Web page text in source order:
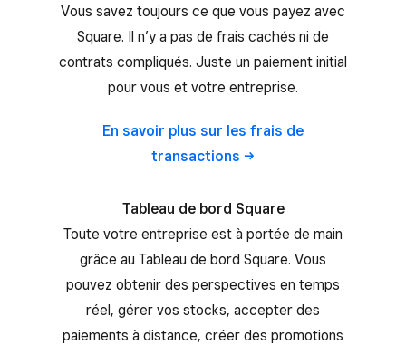
Vous savez toujours ce que vous payez avec
Square. Il n’y a pas de frais cachés ni de
contrats compliqués. Juste un paiement initial
pour vous et votre entreprise.
En savoir plus sur les frais de
transactions
Tableau de bord Square
Toute votre entreprise est à portée de main
grâce au Tableau de bord Square. Vous
pouvez obtenir des perspectives en temps
réel, gérer vos stocks, accepter des
paiements à distance, créer des promotions